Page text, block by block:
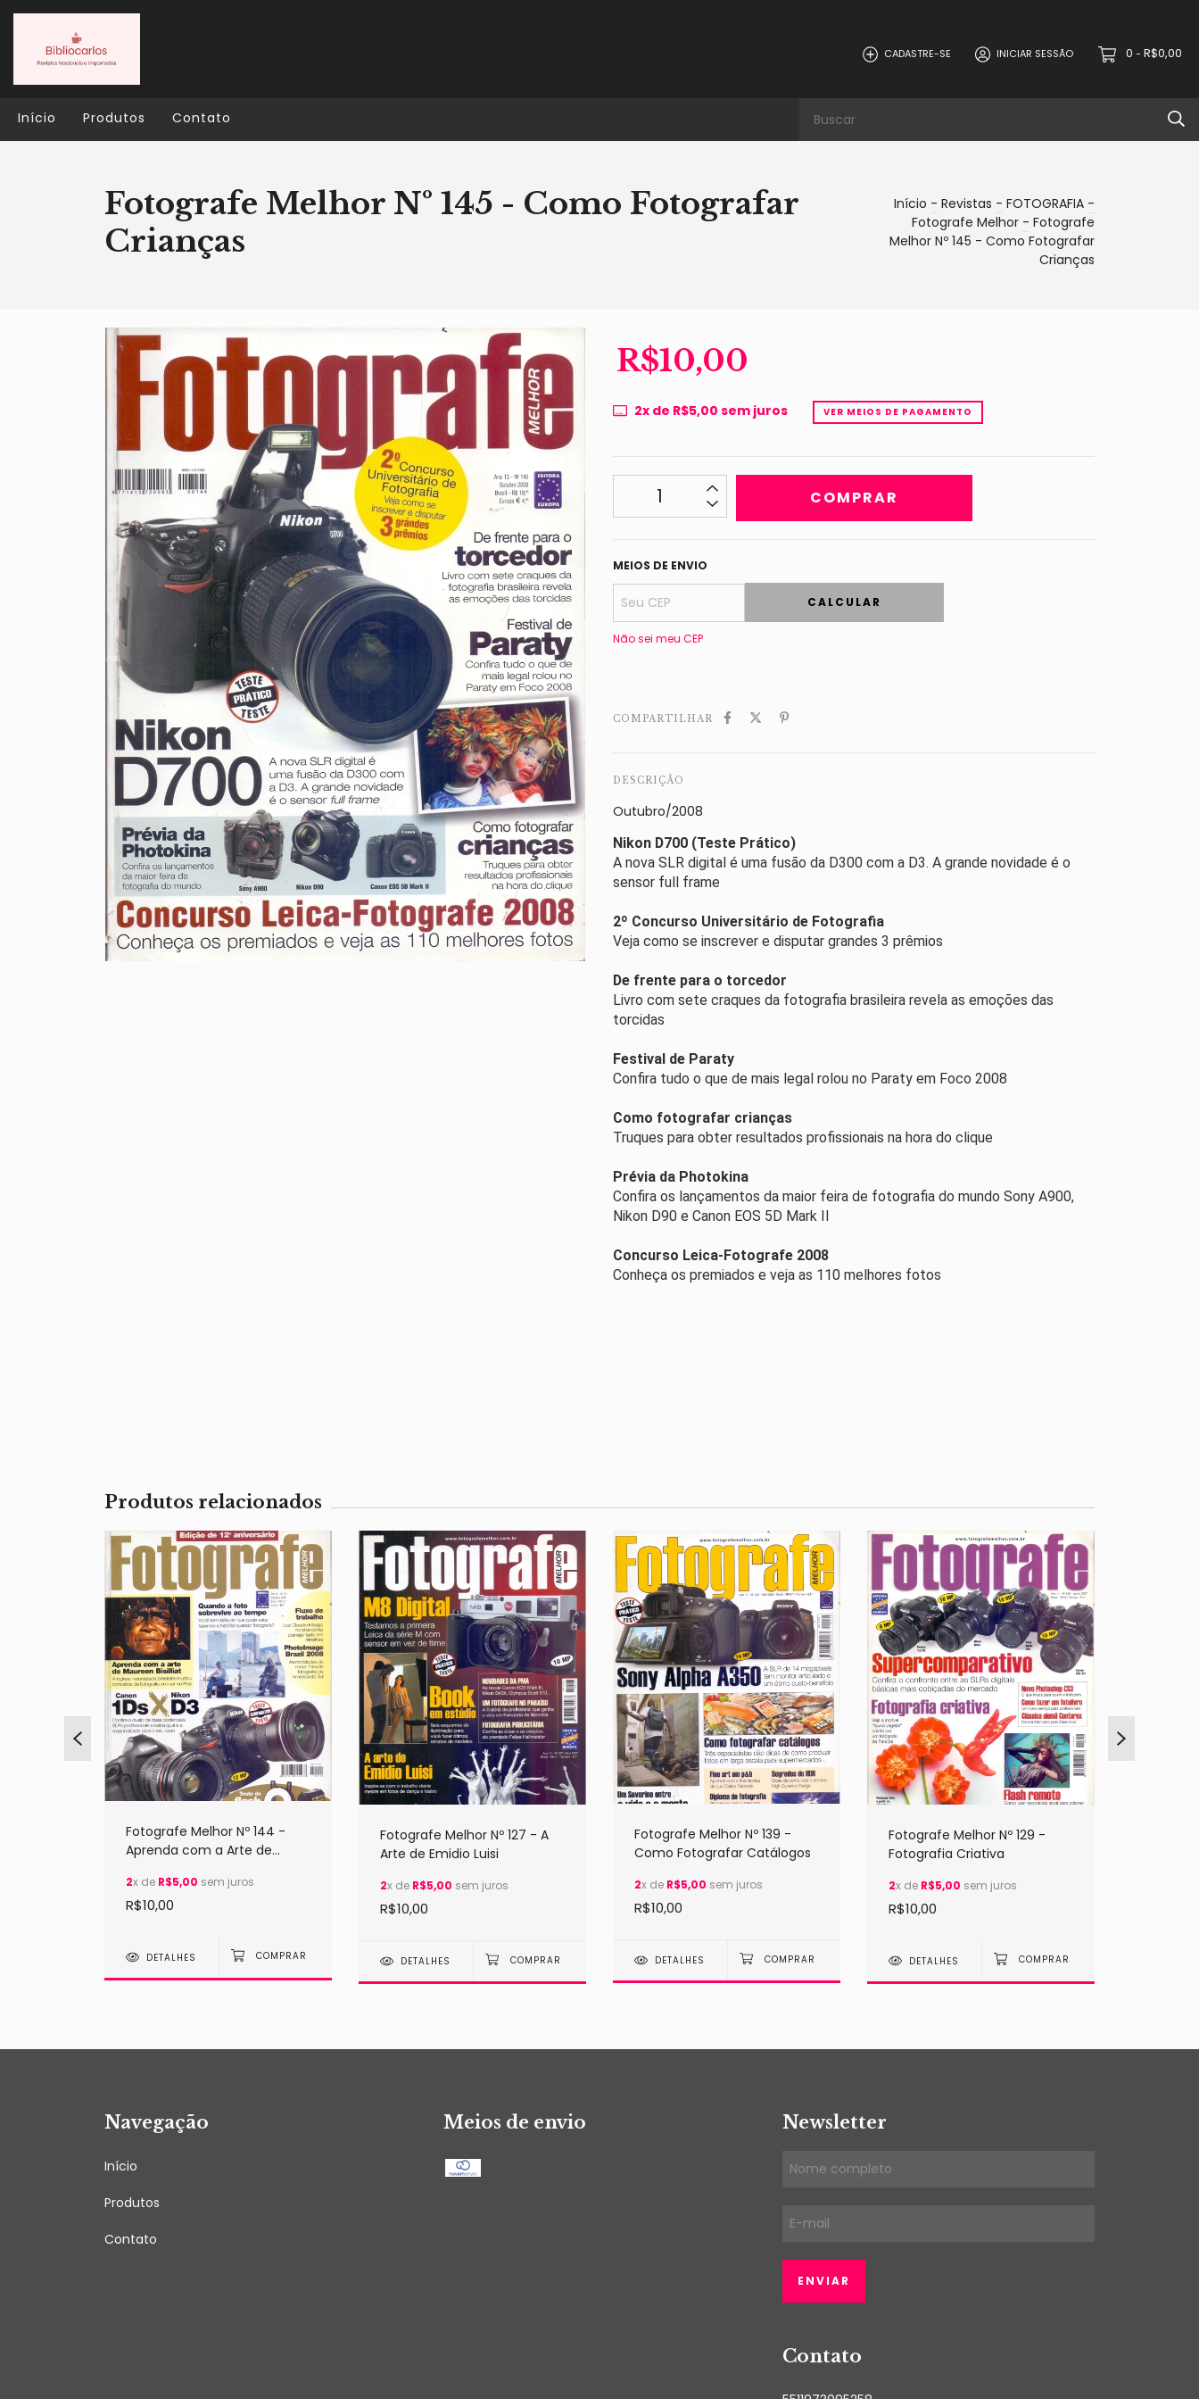
CADASTRE-SE INICIAR SESSÃO 0 - R$0,00
Início Produtos Contato
Fotografe Melhor Nº 145 - Como Fotografar
Crianças
Início - Revistas - FOTOGRAFIA -
Fotografe Melhor - Fotografe
Melhor Nº 145 - Como Fotografar
Crianças
R$10,00
2x de R$5,00 sem juros VER MEIOS DE PAGAMENTO
MEIOS DE ENVIO
CALCULAR
Não sei meu CEP
COMPARTILHAR
DESCRIÇÃO
Outubro/2008
Nikon D700 (Teste Prático)
A nova SLR digital é uma fusão da D300 com a D3. A grande novidade é o
sensor full frame
2º Concurso Universitário de Fotografia
Veja como se inscrever e disputar grandes 3 prêmios
De frente para o torcedor
Livro com sete craques da fotografia brasileira revela as emoções das
torcidas
Festival de Paraty
Confira tudo o que de mais legal rolou no Paraty em Foco 2008
Como fotografar crianças
Truques para obter resultados profissionais na hora do clique
Prévia da Photokina
Confira os lançamentos da maior feira de fotografia do mundo Sony A900,
Nikon D90 e Canon EOS 5D Mark II
Concurso Leica-Fotografe 2008
Conheça os premiados e veja as 110 melhores fotos
Produtos relacionados
Fotografe Melhor Nº 144 -
Aprenda com a Arte de
2x de R$5,00 sem juros
R$10,00
DETALHES
Fotografe Melhor Nº 127 - A
Arte de Emidio Luisi
2x de R$5,00 sem juros
R$10,00
DETALHES
Fotografe Melhor Nº 139 -
Como Fotografar Catálogos
2x de R$5,00 sem juros
R$10,00
DETALHES
Fotografe Melhor Nº 129 -
Fotografia Criativa
2x de R$5,00 sem juros
R$10,00
DETALHES
Navegação
Início
Produtos
Contato
Meios de envio Newsletter
Contato